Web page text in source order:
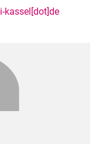
kassel[dot]de